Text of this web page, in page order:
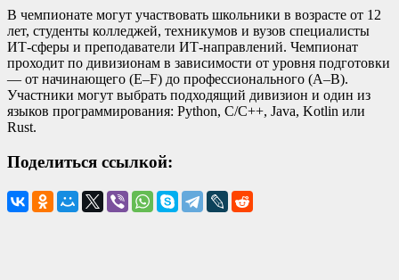
В чемпионате могут участвовать школьники в возрасте от 12
лет, студенты колледжей, техникумов и вузов специалисты
ИТ-сферы и преподаватели ИТ-направлений. Чемпионат
проходит по дивизионам в зависимости от уровня подготовки
— от начинающего (E–F) до профессионального (A–B).
Участники могут выбрать подходящий дивизион и один из
языков программирования: Python, C/C++, Java, Kotlin или
Rust.
Поделиться ссылкой: